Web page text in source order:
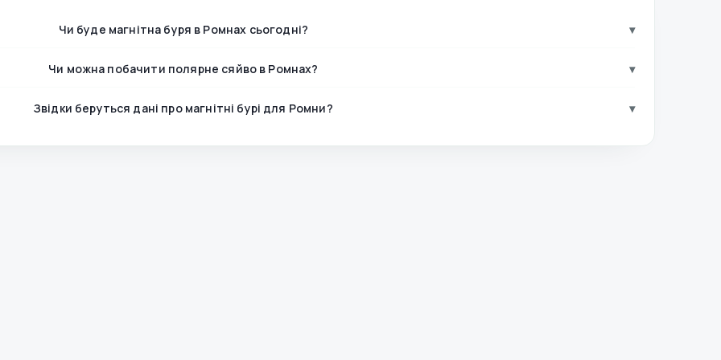
Чи буде магнітна буря в Ромнах сьогодні? ▾
Чи можна побачити полярне сяйво в Ромнах? ▾
Звідки беруться дані про магнітні бурі для Ромни? ▾